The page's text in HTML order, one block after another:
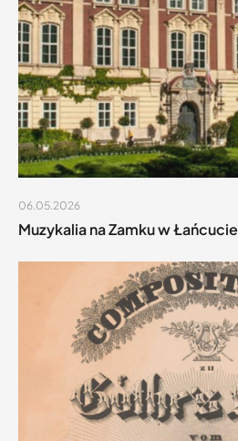
06.05.2026
Muzykalia na Zamku w Łańcucie